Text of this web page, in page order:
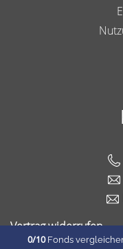
0/10Fonds
Vertrag widerrufen